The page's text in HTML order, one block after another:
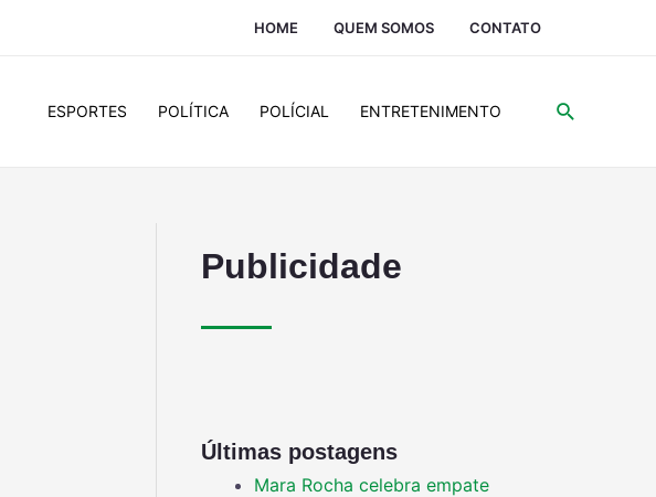
HOME QUEM SOMOS CONTATO
ESPORTES POLÍTICA POLÍCIAL ENTRETENIMENTO
Publicidade
Últimas postagens
Mara Rocha celebra empate